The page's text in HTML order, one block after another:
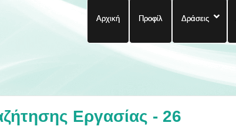
Αρχική Προφίλ Δράσεις
Εργασίας - 26